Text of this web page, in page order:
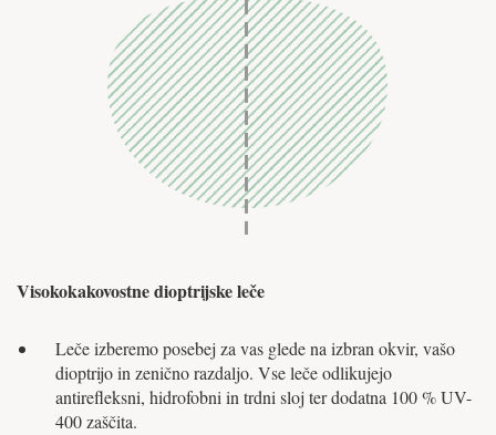
Visokokakovostne dioptrijske leče
Leče izberemo posebej za vas glede na izbran okvir, vašo
dioptrijo in zenično razdaljo. Vse leče odlikujejo
antirefleksni, hidrofobni in trdni sloj ter dodatna 100 % UV-
400 zaščita.